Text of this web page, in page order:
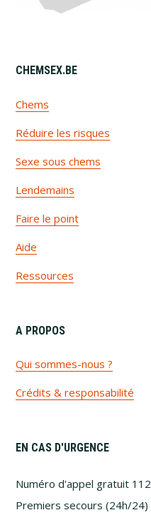
CHEMSEX​.BE
Chems
Réduire les risques
Sexe sous chems
Lendemains
Faire le point
Aide
Ressources
A PROPOS
Qui sommes-nous ?
Crédits & responsabilité
EN CAS D'URGENCE
Numéro d'appel gratuit 112
Premiers secours (24h/24)